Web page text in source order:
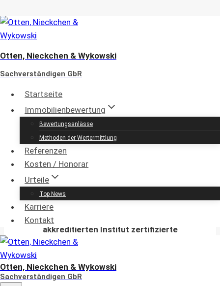
Zum
Inhalt
Otten, Nieckchen & Wykowski
Sachverständigen GbR
Startseite
Immobilienbewertung
Bewertungsanlässe
Methoden der Wertermittlung
Referenzen
Kosten / Honorar
Urteile
Top News
Karriere
Kontakt
Otten, Nieckchen & Wykowski
Sachverständigen GbR
Immobilienbewertung in Daun
und Umgebung
Otten, Nieckchen & Wykowski
öffentlich bestellte und vereidigte bzw.
von einem nach DIN EN ISO/IEC 17024
akkreditierten Institut zertifizierte
Sachverständige
unbebauten Grundstücken